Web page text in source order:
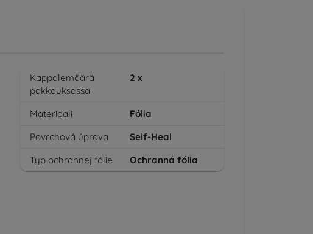
Kappalemäärä
pakkauksessa
2 x
Materiaali
Fólia
Povrchová úprava
Self-Heal
Typ ochrannej fólie
Ochranná fólia